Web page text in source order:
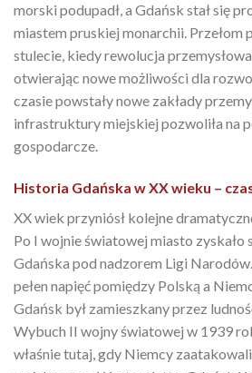
morski podupadł, a Gdańsk stał się
miastem pruskiej monarchii. Przełom
stulecie, kiedy rewolucja
otwierając nowe możliwości dla
czasie powstały nowe zakłady
infrastruktury miejskiej pozwoliła na
gospodarcze.
Historia Gdańska w XX wieku –
XX wiek przyniósł kolejne
Po I wojnie światowej miasto
Gdańska pod nadzorem Ligi
pełen napięć pomiędzy Polską a
Gdańsk był zamieszkany przez
Wybuch II wojny światowej w 1939
właśnie tutaj, gdy Niemcy